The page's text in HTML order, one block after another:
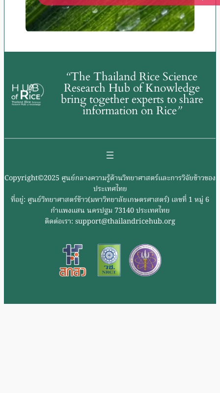
“The Thailand Rice Science
Research Hub of Knowledge
bring together experts to share
information on Rice”
Copyright©2025 ศูนย์กลางความรู้ด้านวิทยาศาสตร์และการวิจัยข้าวของ
ประเทศไทย
ที่อยู่: ศูนย์วิทยาศาสตร์ข้าว(มหาวิทยาลัยเกษตรศาสตร์) เลขที่ 1 หมู่ 6
กำแพงแสน นครปฐม 73140 ประเทศไทย
ติดต่อเรา: support@thailandricehub.org